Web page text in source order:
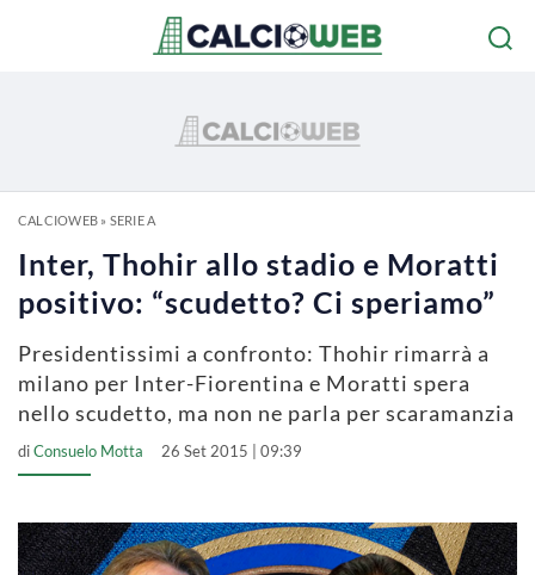
CALCIOWEB» SERIE A
Inter, Thohir allo stadio e Moratti
positivo: “scudetto? Ci speriamo”
Presidentissimi a confronto: Thohir rimarrà a
milano per Inter-Fiorentina e Moratti spera
nello scudetto, ma non ne parla per scaramanzia
diConsuelo Motta 26 Set 2015 | 09:39